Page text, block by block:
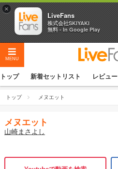
MENU
トップ 新着セットリスト レビュー
トップ メヌエット
メヌエット
山崎まさよし
×
LiveFans
株式会社SKIYAKI
無料 - In Google Play